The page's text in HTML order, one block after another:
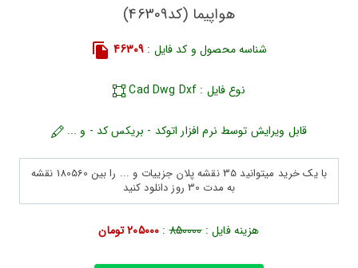
هواپیما (کد46309)
شناسه محصول و کد فایل : 46309
نوع فایل : Cad Dwg Dxf
قابل ویرایش توسط نرم افزار اتوکد - بریکس کد - و ...
با یک خرید میتوانید 35 نقشه پلان جزییات و ... را بین 180560 نقشه
به مدت 30 روز دانلود کنید
هزینه فایل :850000
: 205000 تومان